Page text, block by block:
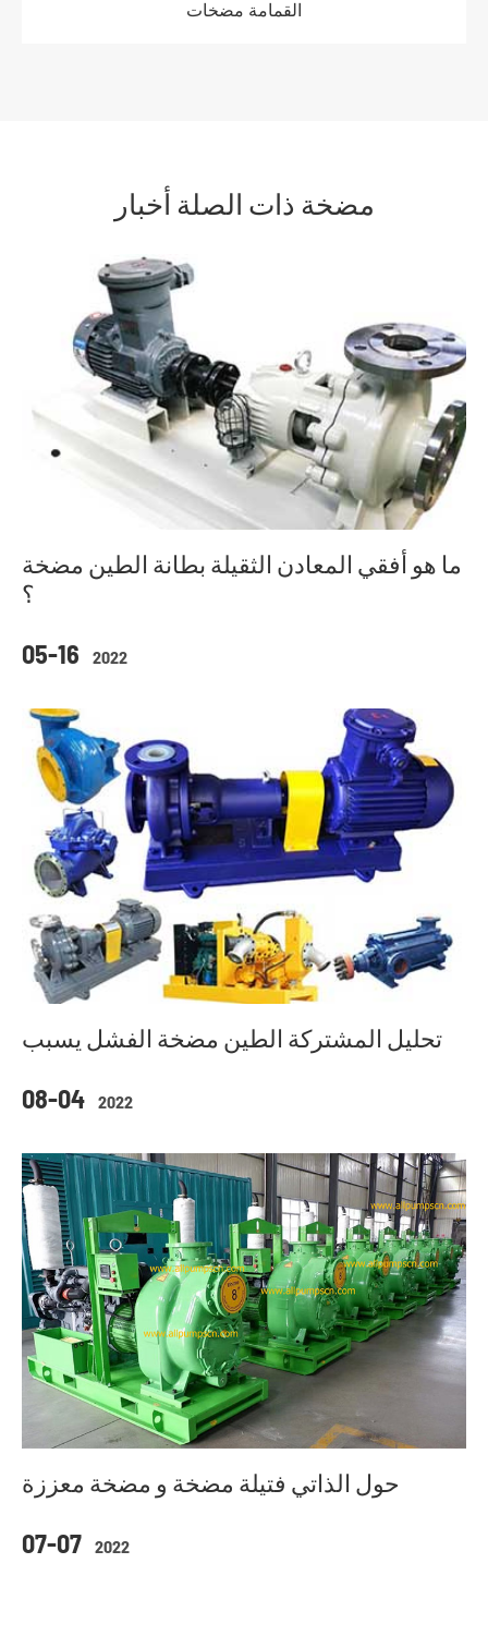
القمامة مضخات
مضخة ذات الصلة أخبار
05-16 2022
ما هو أفقي المعادن الثقيلة بطانة الطين مضخة
؟
08-04 2022
تحليل المشتركة الطين مضخة الفشل يسبب
07-07 2022
حول الذاتي فتيلة مضخة و مضخة معززة